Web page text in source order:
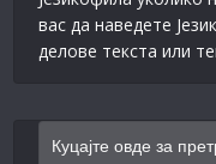
вас да наведете
делове текста или